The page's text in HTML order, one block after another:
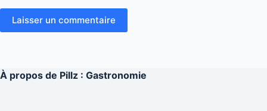
Laisser un commentaire
À propos de Pillz : Gastronomie